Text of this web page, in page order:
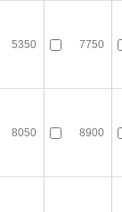
5350 7750
8050 8900